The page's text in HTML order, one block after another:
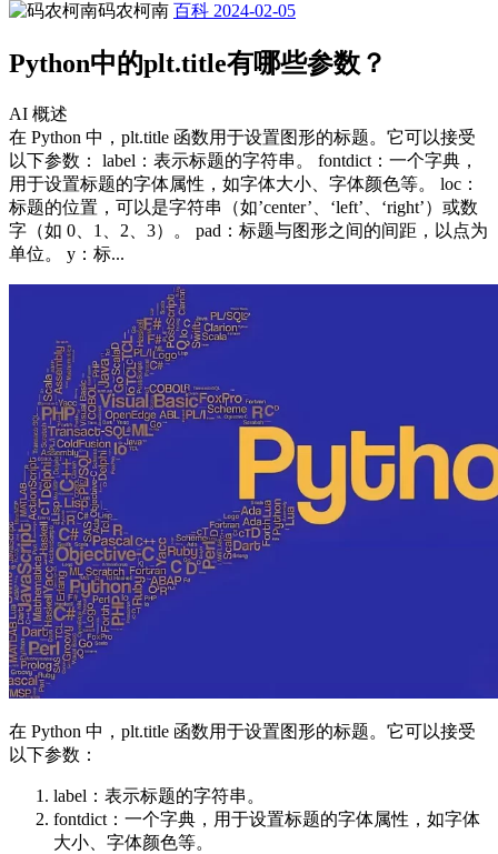
码农柯南 百科 2024-02-05
Python中的plt.title有哪些参数？
AI 概述
在 Python 中，plt.title 函数用于设置图形的标题。它可以接受
以下参数： label：表示标题的字符串。 fontdict：一个字典，
用于设置标题的字体属性，如字体大小、字体颜色等。 loc：
标题的位置，可以是字符串（如’center’、‘left’、‘right’）或数
字（如 0、1、2、3）。 pad：标题与图形之间的间距，以点为
单位。 y：标...
在 Python 中，plt.title 函数用于设置图形的标题。它可以接受
以下参数：
label：表示标题的字符串。
fontdict：一个字典，用于设置标题的字体属性，如字体
大小、字体颜色等。